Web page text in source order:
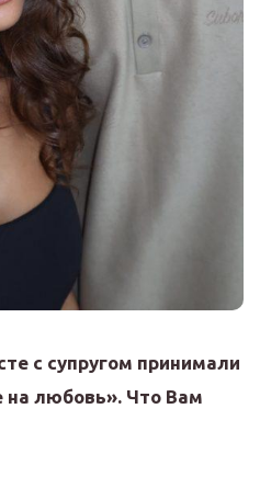
с супругом принимали
на любовь». Что Вам